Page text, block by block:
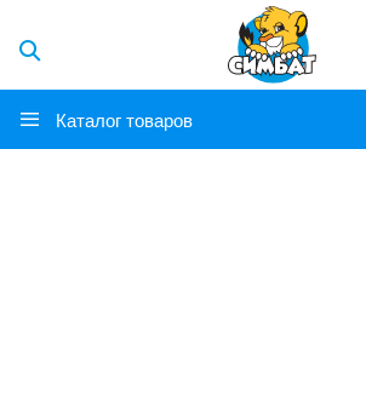
Каталог товаров